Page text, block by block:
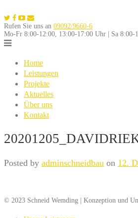
to
content
Rufen Sie uns an 09092/9660-6
Mo-Fr 8:00-12:00, 13:00-17:00 Uhr | Sa 8:00-
Home
Leistungen
Projekte
Aktuelles
Über uns
Kontakt
Posted by adminschneidbau on 12.
© 2023 Schneid Wemding | Konzeption und